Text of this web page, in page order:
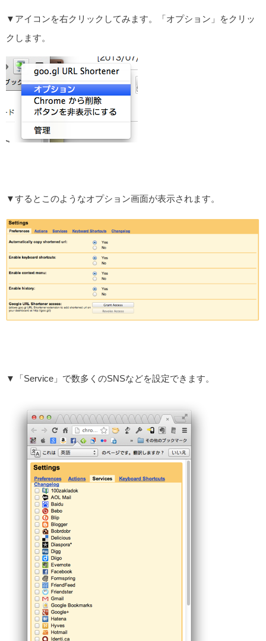
▼アイコンを右クリックしてみます。「オプション」をクリッ
クします。
▼するとこのようなオプション画面が表示されます。
▼「Service」で数多くのSNSなどを設定できます。